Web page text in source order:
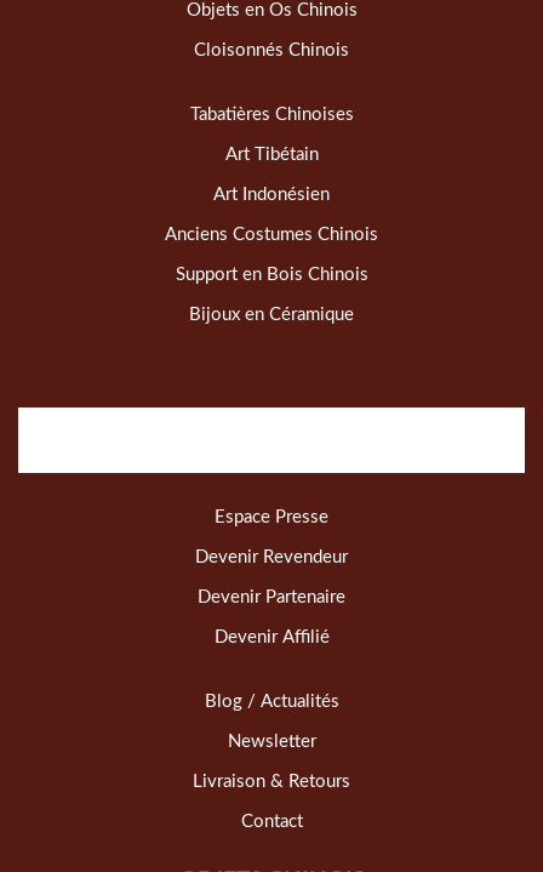
Objets en Os Chinois
Cloisonnés Chinois
Tabatières Chinoises
Art Tibétain
Art Indonésien
Anciens Costumes Chinois
Support en Bois Chinois
Bijoux en Céramique
Espace Presse
Devenir Revendeur
Devenir Partenaire
Devenir Affilié
Blog / Actualités
Newsletter
Livraison & Retours
Contact